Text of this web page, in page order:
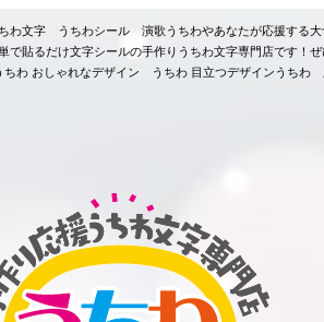
文字 うちわシール 演歌うちわやあなたが応援する
貼るだけ文字シールの手作りうちわ文字専門店です
わ おしゃれなデザイン うちわ 目立つデザインうち